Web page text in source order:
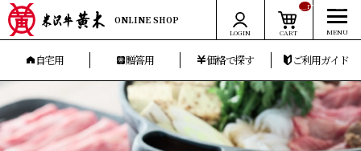
ONLINE SHOP
LOGIN CART
__ITM_CNT__
自宅用 贈答用 価格で探す ご利用ガイド